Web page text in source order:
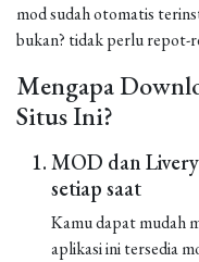
mod sudah otomatis
bukan? tidak perlu repot-
Mengapa
Situs Ini?
MOD dan
setiap saat
Kamu dapat mudah
aplikasi ini tersedia